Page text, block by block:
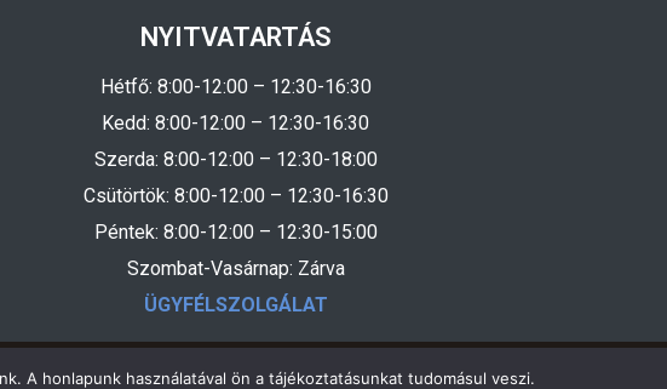
NYITVATARTÁS
Hétfő: 8:00-12:00 – 12:30-16:30
Kedd: 8:00-12:00 – 12:30-16:30
Szerda: 8:00-12:00 – 12:30-18:00
Csütörtök: 8:00-12:00 – 12:30-16:30
Péntek: 8:00-12:00 – 12:30-15:00
Szombat-Vasárnap: Zárva
ÜGYFÉLSZOLGÁLAT
A honlapunk használatával ön a tájékoztatásunkat tudomásul veszi.